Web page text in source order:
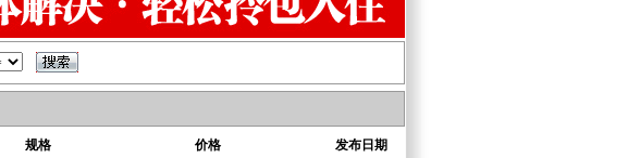
规格 价格
发布日期